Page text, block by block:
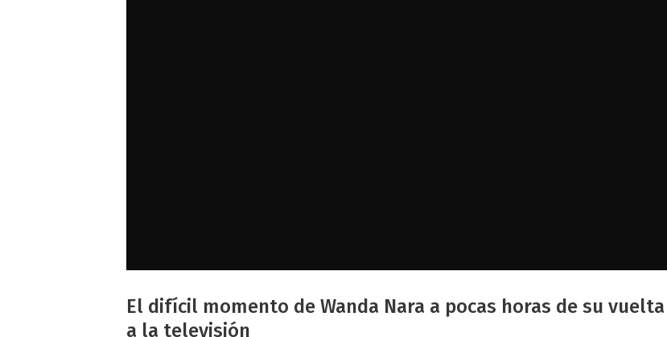
El difícil momento de Wanda Nara a pocas horas de su vuelta
a la televisión